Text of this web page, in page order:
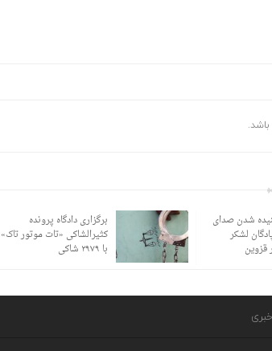
برگزاری دادگاه پرونده
کثیرالشاکی «تات موتور تاک»
با ۲۹۷۹ شاکی
شدن صدای
لشکر